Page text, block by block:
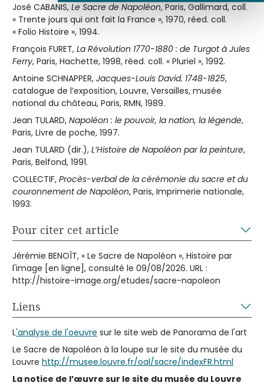
José CABANIS, Le Sacre de Napoléon, Paris, Gallimard, coll.
« Trente jours qui ont fait la France », 1970, réed. coll.
« Folio Histoire », 1994.
François FURET, La Révolution 1770-1880 : de Turgot à Jules
Ferry, Paris, Hachette, 1998, réed. coll. « Pluriel », 1992.
Antoine SCHNAPPER, Jacques-Louis David. 1748-1825,
catalogue de l’exposition, Louvre, Versailles, musée
national du château, Paris, RMN, 1989.
Jean TULARD, Napoléon : le pouvoir, la nation, la légende,
Paris, Livre de poche, 1997.
Jean TULARD (dir.), L’Histoire de Napoléon par la peinture,
Paris, Belfond, 1991.
COLLECTIF, Procès-verbal de la cérémonie du sacre et du
couronnement de Napoléon, Paris, Imprimerie nationale,
1993.
Pour citer cet article
Jérémie BENOÎT, « Le Sacre de Napoléon », Histoire par
l'image [en ligne], consulté le 09/08/2026. URL :
http://histoire-image.org/etudes/sacre-napoleon
Liens
L'analyse de l'oeuvre sur le site web de Panorama de l'art
Le Sacre de Napoléon à la loupe sur le site du musée du
Louvre http://musee.louvre.fr/oal/sacre/indexFR.html
La notice de l’œuvre sur le site du musée du Louvre